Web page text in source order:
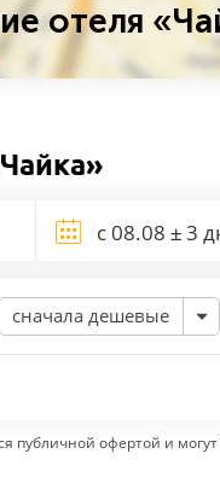
отеля
сначала дешевые
публичной офертой и